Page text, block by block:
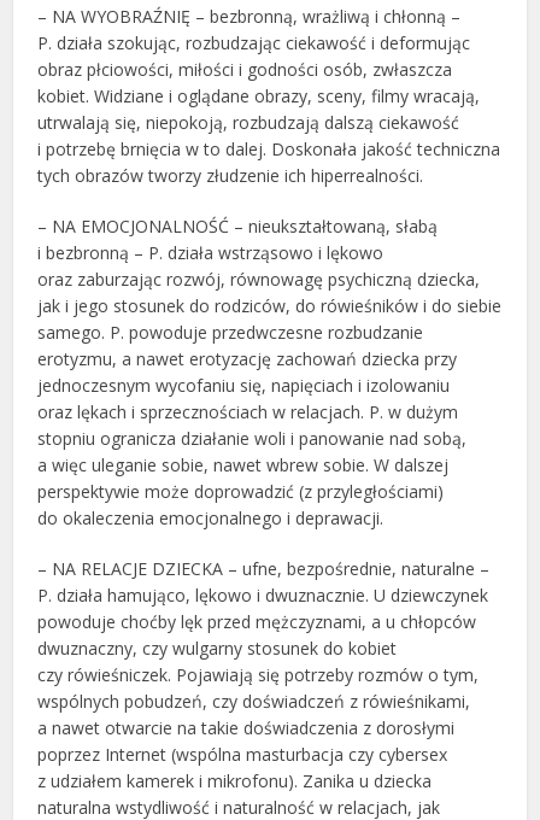
– NA WYOBRAŹNIĘ – bezbronną, wrażliwą i chłonną –
P. działa szokując, rozbudzając ciekawość i deformując
obraz płciowości, miłości i godności osób, zwłaszcza
kobiet. Widziane i oglądane obrazy, sceny, filmy wracają,
utrwalają się, niepokoją, rozbudzają dalszą ciekawość
i potrzebę brnięcia w to dalej. Doskonała jakość techniczna
tych obrazów tworzy złudzenie ich hiperrealności.
– NA EMOCJONALNOŚĆ – nieukształtowaną, słabą
i bezbronną – P. działa wstrząsowo i lękowo
oraz zaburzając rozwój, równowagę psychiczną dziecka,
jak i jego stosunek do rodziców, do rówieśników i do siebie
samego. P. powoduje przedwczesne rozbudzanie
erotyzmu, a nawet erotyzację zachowań dziecka przy
jednoczesnym wycofaniu się, napięciach i izolowaniu
oraz lękach i sprzecznościach w relacjach. P. w dużym
stopniu ogranicza działanie woli i panowanie nad sobą,
a więc uleganie sobie, nawet wbrew sobie. W dalszej
perspektywie może doprowadzić (z przyległościami)
do okaleczenia emocjonalnego i deprawacji.
– NA RELACJE DZIECKA – ufne, bezpośrednie, naturalne –
P. działa hamująco, lękowo i dwuznacznie. U dziewczynek
powoduje choćby lęk przed mężczyznami, a u chłopców
dwuznaczny, czy wulgarny stosunek do kobiet
czy rówieśniczek. Pojawiają się potrzeby rozmów o tym,
wspólnych pobudzeń, czy doświadczeń z rówieśnikami,
a nawet otwarcie na takie doświadczenia z dorosłymi
poprzez Internet (wspólna masturbacja czy cybersex
z udziałem kamerek i mikrofonu). Zanika u dziecka
naturalna wstydliwość i naturalność w relacjach, jak